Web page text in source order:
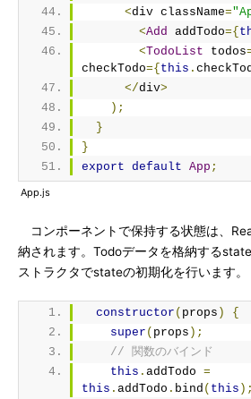
<div className=
<Add addTodo={
<TodoList todos
checkTodo={ this .
</div>
);
}
}
export default App ;
App.js
コンポーネントで保持する状態は、
納されます。Todoデータを格納する
ストラクタでstateの初期化を行います。
constructor ( props )
{
super ( props );
// 関数のバインド
this . addTodo =
this . addTodo . bind ( this );